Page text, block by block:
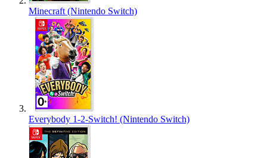
Minecraft (Nintendo Switch)
Everybody 1-2-Switch! (Nintendo Switch)